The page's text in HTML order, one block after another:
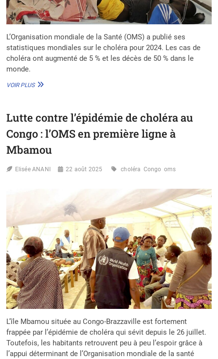
L’Organisation mondiale de la Santé (OMS) a publié ses
statistiques mondiales sur le choléra pour 2024. Les cas de
choléra ont augmenté de 5 % et les décès de 50 % dans le
monde.
VOIR PLUSCHOLÉRA
DE
A
POUR
DEUXIÈME
Lutte contre l’épidémie de choléra au
Congo : l’OMS en première ligne à
Mbamou
Elisée ANANI 22 août 2025 choléra Congo oms
L’île Mbamou située au Congo-Brazzaville est fortement
frappée par l’épidémie de choléra qui sévit depuis le 26 juillet.
Toutefois, les habitants retrouvent peu à peu l’espoir grâce à
l’appui déterminant de l’Organisation mondiale de la santé